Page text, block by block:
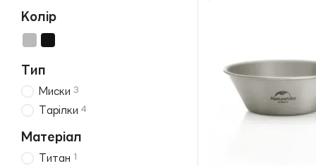
Колір
Тип
Миски 3
Тарілки 4
Матеріал
Титан 1